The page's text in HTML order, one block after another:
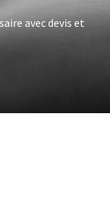
avec devis et